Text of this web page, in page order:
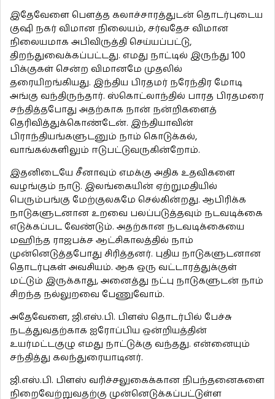
இதேவேளை பௌத்த கலாச்சாரத்துடன் தொடர்புடைய
குஷி நகர் விமான நிலையம், சர்வதேச விமான
நிலையமாக அபிவிருத்தி செய்யப்பட்டு,
திறந்துவைக்கப்பட்டது. எமது நாட்டில் இருந்து 100
பிக்குகள் சென்ற விமானமே முதலில்
தரையிறங்கியது. இந்திய பிரதமர் நரேந்திர மோடி
அங்கு வந்திருந்தார். ஸ்கொட்லாந்தில் பாரத பிரதமரை
சந்தித்தபோது அதற்காக நான் நன்றிகளைத்
தெரிவித்துக்கொண்டேன். இந்தியாவின்
பிராந்தியங்களுடனும் நாம் கொடுக்கல்,
வாங்கல்களிலும் ஈடுபட்டுவருகின்றோம்.
இதனிடையே சீனாவும் எமக்கு அதிக உதவிகளை
வழங்கும் நாடு. இலங்கையின் ஏற்றுமதியில்
பெரும்பங்கு மேற்குலகமே செல்கின்றது. ஆபிரிக்க
நாடுகளுடனான உறவை பலப்படுத்தவும் நடவடிக்கை
எடுக்கப்பட வேண்டும். அதற்கான நடவடிக்கையை
மஹிந்த ராஜபக்ச ஆட்சிகாலத்தில் நாம்
முன்னெடுத்தபோது சிரித்தனர். புதிய நாடுகளுடனான
தொடர்புகள் அவசியம். ஆக ஒரு வட்டாரத்துக்குள்
மட்டும் இருக்காது, அனைத்து நட்பு நாடுகளுடன் நாம்
சிறந்த நல்லுறவை பேணுவோம்.
அதேவேளை, ஜி.எஸ்.பி. பிளஸ் தொடர்பில் பேச்சு
நடத்துவதற்காக ஐரோப்பிய ஒன்றியத்தின்
உயர்மட்டகுழு எமது நாட்டுக்கு வந்தது. என்னையும்
சந்தித்து கலந்துரையாடினர்.
ஜி.எஸ்.பி. பிளஸ் வரிச்சலுகைக்கான நிபந்தனைகளை
நிறைவேற்றுவதற்கு முன்னெடுக்கப்பட்டுள்ள